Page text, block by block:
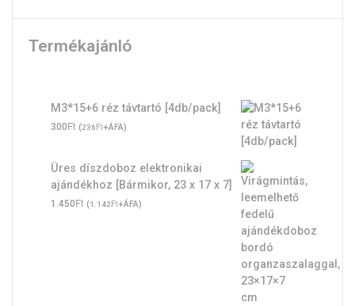
Termékajánló
M3*15+6 réz távtartó [4db/pack]
300Ft (236Ft+ÁFA)
Üres díszdoboz elektronikai
ajándékhoz [Bármikor, 23 x 17 x 7]
1.450Ft (1.142Ft+ÁFA)